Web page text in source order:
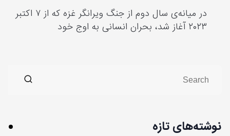
در میانه‌ی سال دوم از جنگ ویرانگر غزه که از‌ ۷ اکتبر
۲۰۲۳ آغاز شد، بحران انسانی به اوج خود
نوشته‌های تازه